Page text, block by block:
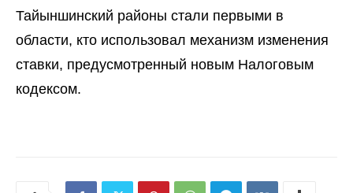
Тайыншинский районы стали первыми в
области, кто использовал механизм изменения
ставки, предусмотренный новым Налоговым
кодексом.